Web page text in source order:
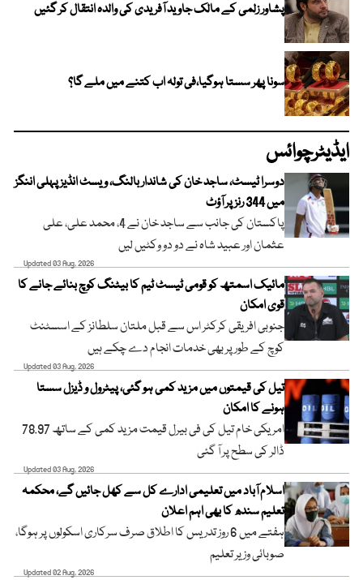
پشاور زلمی کے مالک جاوید آفریدی کی والدہ انتقال کر گئیں
سونا پھر سستا ہوگیا،فی تولہ اب کتنے میں ملے گا؟
ایڈیٹرچوائس
دوسرا ٹیسٹ، ساجد خان کی شاندار بالنگ، ویسٹ انڈیز پہلی اننگز
میں 344 رنز پر آؤٹ
پاکستان کی جانب سے ساجد خان نے 4، محمد علی، علی
عثمان اور عبید شاہ نے دو دو وکٹیں لیں
Updated 03 Aug, 2026
مائیک اسمتھ کو قومی ٹیسٹ ٹیم کا بیٹنگ کوچ بنائے جانے کا
قوی امکان
جنوبی افریقی کرکٹر اس سے قبل ملتان سلطانز کے اسسٹنٹ
کوچ کے طور پر بھی خدمات انجام دے چکے ہیں
Updated 03 Aug, 2026
تیل کی قیمتوں میں مزید کمی ہو گئی، پیٹرول و ڈیزل سستا
ہونے کا امکان
امریکی خام تیل کی فی بیرل قیمت مزید کمی کے ساتھ 78.97
ڈالر کی سطح پر آ گئی
Updated 03 Aug, 2026
اسلام آباد میں تعلیمی ادارے کل سے کھل جائیں گے، محکمہ
تعلیم سندھ کا بھی اہم اعلان
ہفتے میں 6 روز تدریس کا اطلاق صرف سرکاری اسکولوں پر ہوگا،
صوبائی وزیر تعلیم
Updated 02 Aug, 2026